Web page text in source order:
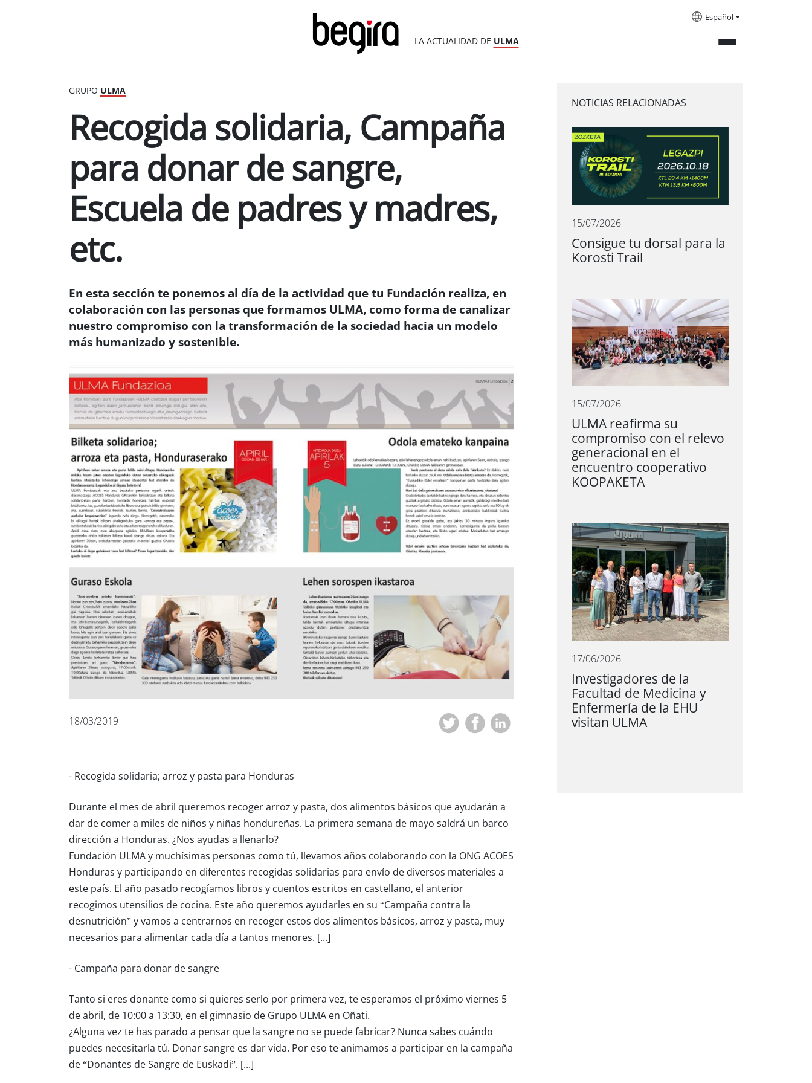
LA ACTUALIDAD DE ULMA
Español
GRUPO ULMA
Recogida solidaria, Campaña
para donar de sangre,
Escuela de padres y madres,
etc.
En esta sección te ponemos al día de la actividad que tu Fundación realiza, en
colaboración con las personas que formamos ULMA, como forma de canalizar
nuestro compromiso con la transformación de la sociedad hacia un modelo
más humanizado y sostenible.
18/03/2019
- Recogida solidaria; arroz y pasta para Honduras
Durante el mes de abril queremos recoger arroz y pasta, dos alimentos básicos que ayudarán a
dar de comer a miles de niños y niñas hondureñas. La primera semana de mayo saldrá un barco
dirección a Honduras. ¿Nos ayudas a llenarlo?
Fundación ULMA y muchísimas personas como tú, llevamos años colaborando con la ONG ACOES
Honduras y participando en diferentes recogidas solidarias para envío de diversos materiales a
este país. El año pasado recogíamos libros y cuentos escritos en castellano, el anterior
recogimos utensilios de cocina. Este año queremos ayudarles en su “Campaña contra la
desnutrición” y vamos a centrarnos en recoger estos dos alimentos básicos, arroz y pasta, muy
necesarios para alimentar cada día a tantos menores. [...]
- Campaña para donar de sangre
Tanto si eres donante como si quieres serlo por primera vez, te esperamos el próximo viernes 5
de abril, de 10:00 a 13:30, en el gimnasio de Grupo ULMA en Oñati.
¿Alguna vez te has parado a pensar que la sangre no se puede fabricar? Nunca sabes cuándo
puedes necesitarla tú. Donar sangre es dar vida. Por eso te animamos a participar en la campaña
de “Donantes de Sangre de Euskadi”. [...]
NOTICIAS RELACIONADAS
15/07/2026
Consigue tu dorsal para la
Korosti Trail
15/07/2026
ULMA reafirma su
compromiso con el relevo
generacional en el
encuentro cooperativo
KOOPAKETA
17/06/2026
Investigadores de la
Facultad de Medicina y
Enfermería de la EHU
visitan ULMA